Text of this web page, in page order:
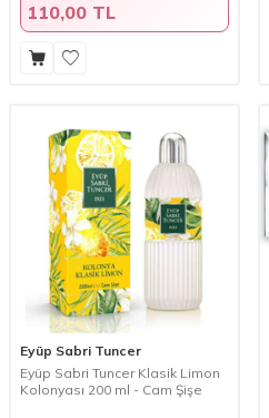
110,00 TL
Eyüp Sabri Tuncer
Eyüp Sabri Tuncer Klasik Limon
Kolonyası 200 ml - Cam Şişe